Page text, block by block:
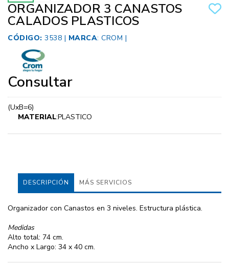
ORGANIZADOR 3 CANASTOS
CALADOS PLASTICOS
CÓDIGO: 3538 | MARCA: CROM |
Consultar
(UxB=6)
MATERIAL:PLASTICO
DESCRIPCIÓN MÁS SERVICIOS
Organizador con Canastos en 3 niveles. Estructura plástica.
Medidas
Alto total: 74 cm.
Ancho x Largo: 34 x 40 cm.